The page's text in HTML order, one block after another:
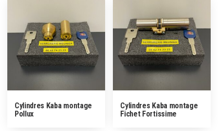
Cylindres Kaba montage
Pollux
Cylindres Kaba montage
Fichet Fortissime